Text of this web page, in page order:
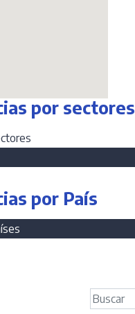
por sectores
por País